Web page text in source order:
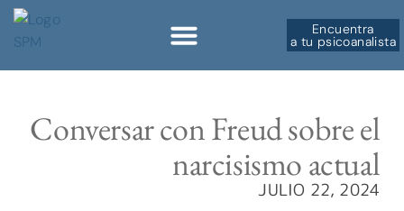
Encuentra
a tu psicoanalista
Conversar con Freud sobre el
narcisismo actual
JULIO 22, 2024